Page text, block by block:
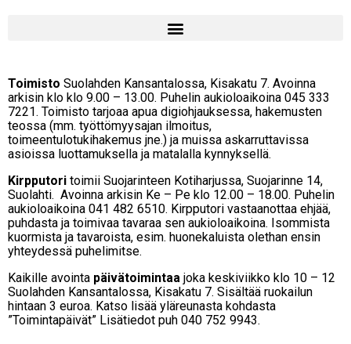
Toimisto Suolahden Kansantalossa, Kisakatu 7. Avoinna
arkisin klo klo 9.00 – 13.00. Puhelin aukioloaikoina 045 333
7221. Toimisto tarjoaa apua digiohjauksessa, hakemusten
teossa (mm. työttömyysajan ilmoitus,
toimeentulotukihakemus jne.) ja muissa askarruttavissa
asioissa luottamuksella ja matalalla kynnyksellä.
Kirpputori toimii Suojarinteen Kotiharjussa, Suojarinne 14,
Suolahti. Avoinna arkisin Ke – Pe klo 12.00 – 18.00. Puhelin
aukioloaikoina 041 482 6510. Kirpputori vastaanottaa ehjää,
puhdasta ja toimivaa tavaraa sen aukioloaikoina. Isommista
kuormista ja tavaroista, esim. huonekaluista olethan ensin
yhteydessä puhelimitse.
Kaikille avointa päivätoimintaa joka keskiviikko klo 10 – 12
Suolahden Kansantalossa, Kisakatu 7. Sisältää ruokailun
hintaan 3 euroa. Katso lisää yläreunasta kohdasta
”Toimintapäivät” Lisätiedot puh 040 752 9943.